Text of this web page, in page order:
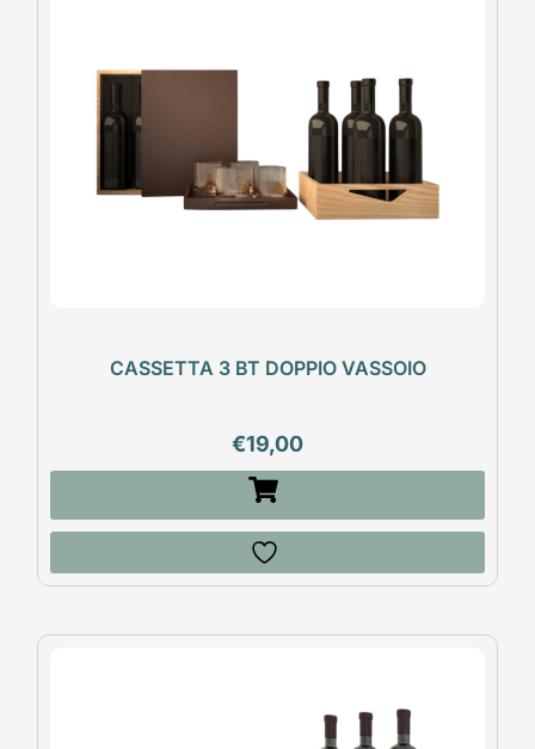
CASSETTA 3 BT DOPPIO VASSOIO
€19,00